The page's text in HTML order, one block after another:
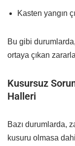
Kasten yangın
Bu gibi
ortaya çıkan
Kusursuz
Halleri
Bazı durumlarda,
kusuru olmasa